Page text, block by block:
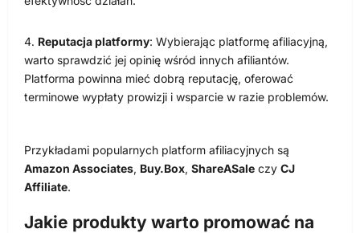
Reputacja platformy: Wybierając platformę afiliacyjną,
warto sprawdzić jej opinię wśród innych afiliantów.
Platforma powinna mieć dobrą reputację, oferować
terminowe wypłaty prowizji i wsparcie w razie problemów.
Przykładami popularnych platform afiliacyjnych są
Amazon Associates, Buy.Box, ShareASale czy CJ
Affiliate.
Jakie produkty warto promować na